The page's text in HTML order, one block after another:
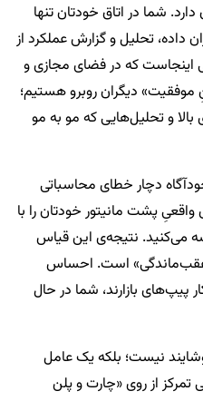
شما در اتاق خودتان تنها
تحلیل و گزارش عملکرد از
اینجاست که در فضای مجازی و
موفقیت» دیگران روبرو هستیم؛
و تحلیل‌هایی که مو به مو
دچار خطای محاسباتی
پشت مانیتور خودتان را با
می‌کنید. نتیجه‌ی این قیاس
است. احساس
پیپ‌های بازارند، شما در حال
نیست؛ بلکه یک عامل
از روی «چارت و پلن